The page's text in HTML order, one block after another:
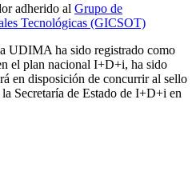
adherido al Grupo de
Tecnológicas (GICSOT)
UDIMA ha sido registrado como
el plan nacional I+D+i, ha sido
en disposición de concurrir al sello
Secretaría de Estado de I+D+i en